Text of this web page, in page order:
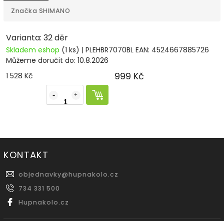
Značka SHIMANO
Varianta: 32 děr
Skladem eshop (1 ks) | PLEHBR7070BL EAN: 4524667885726
Můžeme doručit do: 10.8.2026
1 528 Kč
999 Kč
KONTAKT
objednavky@hupnakolo.cz
734 331 500
Hupnakolo.cz